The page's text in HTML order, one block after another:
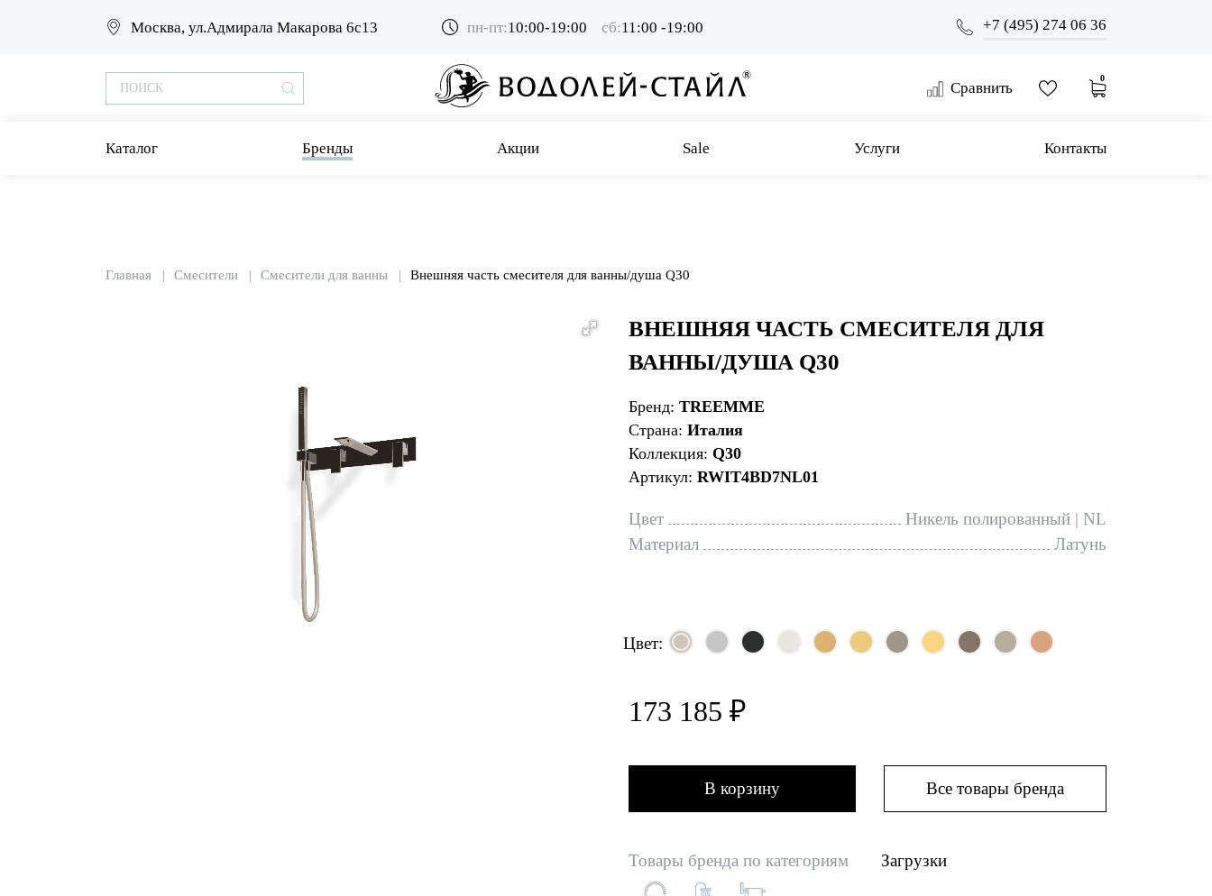
Москва, ул.Адмирала Макарова 6с13 пн-пт:10:00-19:00 сб:11:00 -19:00 +7 (495) 274 06 36
Сравнить
0
Каталог Бренды Акции Sale Услуги Контакты
Главная Смесители Смесители для ванны Внешняя часть смесителя для ванны/душа Q30
ВНЕШНЯЯ ЧАСТЬ СМЕСИТЕЛЯ ДЛЯ
ВАННЫ/ДУША Q30
Бренд: TREEMME
Страна: Италия
Коллекция: Q30
Артикул: RWIT4BD7NL01
Цвет
Никель полированный | NL
Материал
Латунь
Цвет:
173 185 ₽
В корзину Все товары бренда
Товары бренда по категориям Загрузки